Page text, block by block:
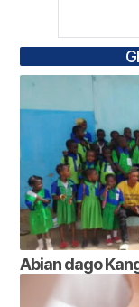
Abian dago